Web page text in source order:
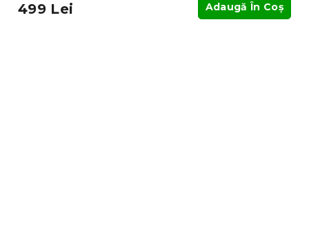
499 Lei Adaugă În Coş